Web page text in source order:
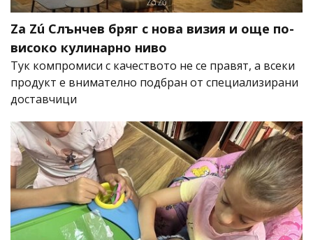
Za Zú Слънчев бряг с нова визия и още по-
високо кулинарно ниво
Тук компромиси с качеството не се правят, а всеки
продукт е внимателно подбран от специализирани
доставчици